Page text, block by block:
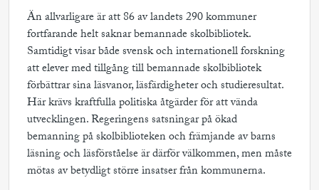
Än allvarligare är att 86 av landets 290 kommuner
fortfarande helt saknar bemannade skolbibliotek.
Samtidigt visar både svensk och internationell forskning
att elever med tillgång till bemannade skolbibliotek
förbättrar sina läsvanor, läsfärdigheter och studieresultat.
Här krävs kraftfulla politiska åtgärder för att vända
utvecklingen. Regeringens satsningar på ökad
bemanning på skolbiblioteken och främjande av barns
läsning och läsförståelse är därför välkommen, men måste
mötas av betydligt större insatser från kommunerna.